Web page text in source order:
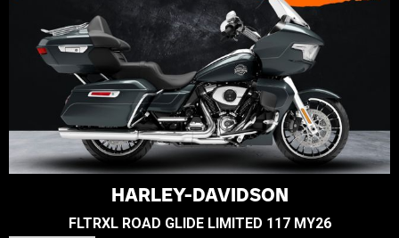
HARLEY-DAVIDSON
FLTRXL ROAD GLIDE LIMITED 117 MY26